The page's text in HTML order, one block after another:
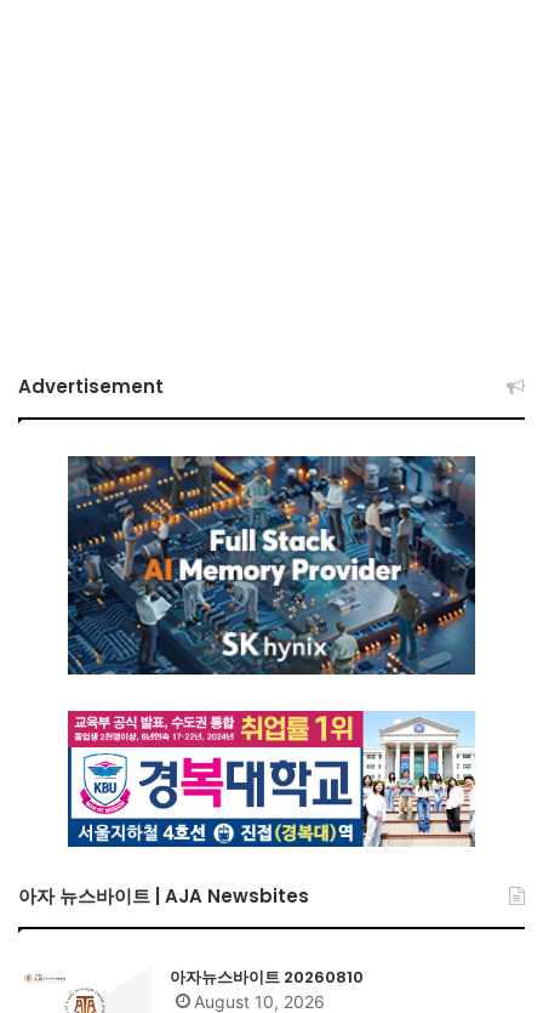
Advertisement
아자 뉴스바이트 | AJA Newsbites
아자뉴스바이트 20260810
August 10, 2026